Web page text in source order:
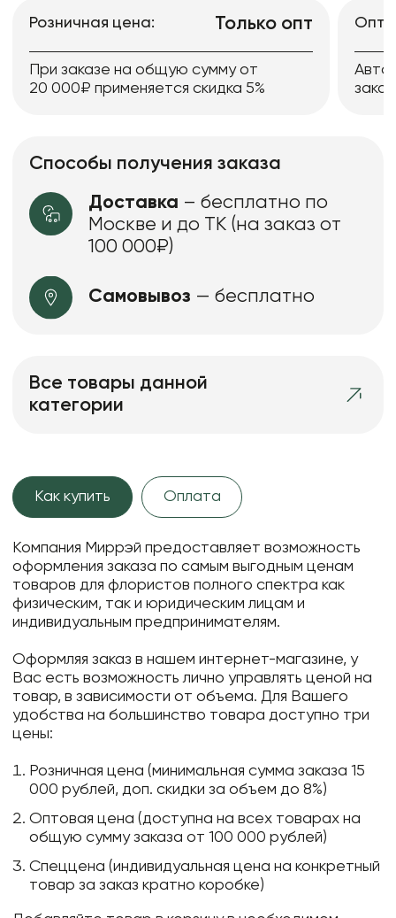
Розничная цена: Только опт
При заказе на общую сумму от
20 000₽ применяется скидка 5%
Способы получения заказа
Доставка – бесплатно по
Москве и до ТК (на заказ от
100 000₽)
Самовывоз — бесплатно
Все товары данной
категории
Как купить Оплата
Компания Миррэй предоставляет возможность
оформления заказа по самым выгодным ценам
товаров для флористов полного спектра как
физическим, так и юридическим лицам и
индивидуальным предпринимателям.
Оформляя заказ в нашем интернет-магазине, у
Вас есть возможность лично управлять ценой на
товар, в зависимости от объема. Для Вашего
удобства на большинство товара доступно три
цены:
Розничная цена (минимальная сумма заказа 15
000 рублей, доп. скидки за объем до 8%)
Оптовая цена (доступна на всех товарах на
общую сумму заказа от 100 000 рублей)
Спеццена (индивидуальная цена на конкретный
товар за заказ кратно коробке)